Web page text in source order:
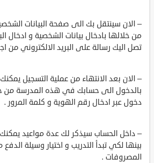
– الان سينتقل بك الى صفحة البيانات
من خلالها بادخال بيانات الشخصية و ادخال
تصل اليك رسالة على البريد الالكتروني من
– الان بعد الانتهاء من عملية التسجيل
بالدخول الى حسابك في هذه المدرسة من
دخول عبر ادخال رقم الهوية و كلمة المرور .
– داخل الحساب سيذكر لك عدة مواعيد يمكنك
بينها لكي تبدأ التدريب و اختيار وسيلة
المصروفات .